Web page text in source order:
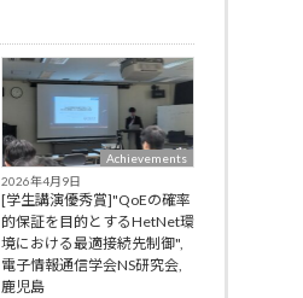
Achievements
2026年4月9日
[学生講演優秀賞]"QoEの確率
的保証を目的とするHetNet環
境における最適接続先制御",
電子情報通信学会NS研究会,
鹿児島